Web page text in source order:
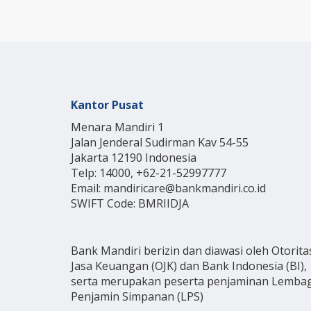
Kantor Pusat
Menara Mandiri 1
Jalan Jenderal Sudirman Kav 54-55
Jakarta 12190 Indonesia
Telp: 14000, +62-21-52997777
Email: mandiricare@bankmandiri.co.id
SWIFT Code: BMRIIDJA
Bank Mandiri berizin dan diawasi oleh
Jasa Keuangan (OJK) dan Bank Indonesia (BI),
serta merupakan peserta penjaminan
Penjamin Simpanan (LPS)